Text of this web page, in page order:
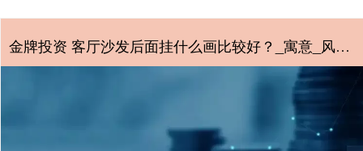
金牌投资 客厅沙发后面挂什么画比较好？_寓意_风水_抽象画